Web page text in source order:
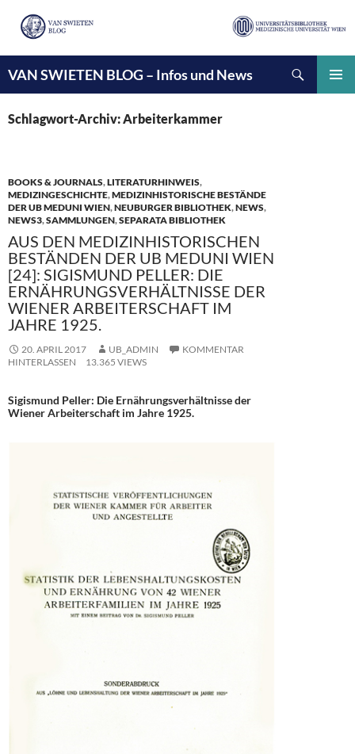
VAN SWIETEN BLOG – Infos und News
INHALT
SPRINGEN
Schlagwort-Archiv: Arbeiterkammer
BOOKS & JOURNALS,LITERATURHINWEIS,
MEDIZINGESCHICHTE,MEDIZINHISTORISCHE BESTÄNDE
DER UB MEDUNI WIEN,NEUBURGER BIBLIOTHEK,NEWS,
NEWS3,SAMMLUNGEN,SEPARATA BIBLIOTHEK
AUS DEN MEDIZINHISTORISCHEN
BESTÄNDEN DER UB MEDUNI WIEN
[24]: SIGISMUND PELLER: DIE
ERNÄHRUNGSVERHÄLTNISSE DER
WIENER ARBEITERSCHAFT IM
JAHRE 1925.
20. APRIL 2017 UB_ADMIN
KOMMENTAR
HINTERLASSEN
13.365 VIEWS
Sigismund Peller: Die Ernährungsverhältnisse der
Wiener Arbeiterschaft im Jahre 1925.